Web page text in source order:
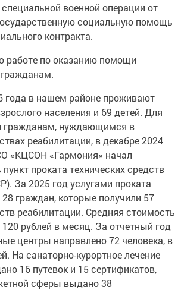
военной операции от
социальную помощь
контракта.
работе по оказанию помощи
года в нашем районе проживают
населения и 69 детей. Для
гражданам, нуждающимся в
реабилитации, в декабре 2024
«КЦСОН «Гармония» начал
проката технических средств
За 2025 год услугами проката
граждан, которые получили 57
реабилитации. Средняя стоимость
120 рублей в месяц. За отчетный год
центры направлено 72 человека, в
На санаторно-курортное лечение
16 путевок и 15 сертификатов,
сферы выдано 38